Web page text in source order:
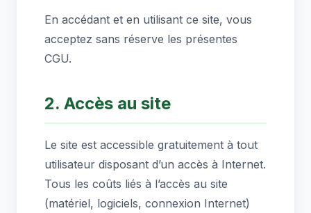
En accédant et en utilisant ce site, vous
acceptez sans réserve les présentes
CGU.
2. Accès au site
Le site est accessible gratuitement à tout
utilisateur disposant d’un accès à Internet.
Tous les coûts liés à l’accès au site
(matériel, logiciels, connexion Internet)